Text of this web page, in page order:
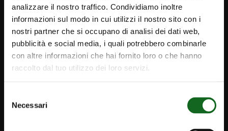
analizzare il nostro traffico. Condividiamo inoltre
informazioni sul modo in cui utilizzi il nostro sito con i
nostri partner che si occupano di analisi dei dati web,
pubblicità e social media, i quali potrebbero combinarle
con altre informazioni che hai fornito loro o che hanno
raccolto dal tuo utilizzo dei loro servizi.
delNecessari